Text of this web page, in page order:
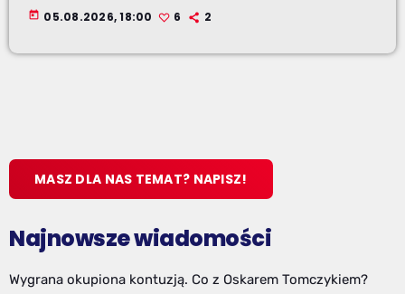
today 05.08.2026, 18:00 6 2
MASZ DLA NAS TEMAT? NAPISZ!
Najnowsze wiadomości
Wygrana okupiona kontuzją. Co z Oskarem Tomczykiem?